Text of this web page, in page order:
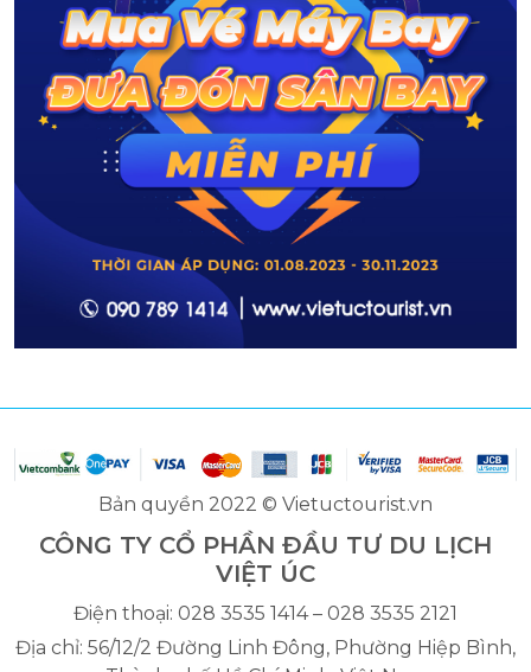
Bản quyền 2022 © Vietuctourist.vn
CÔNG TY CỔ PHẦN ĐẦU TƯ DU LỊCH
VIỆT ÚC
Điện thoại: 028 3535 1414 – 028 3535 2121
Địa chỉ: 56/12/2 Đường Linh Đông, Phường Hiệp Bình,